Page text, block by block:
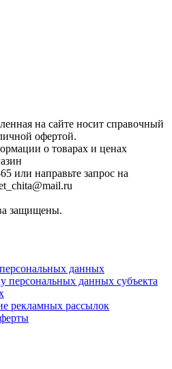
на сайте носит справочный
офертой.
о товарах и ценах
или направьте запрос на
защищены.
данных
персональных данных субъекта
рекламных рассылок